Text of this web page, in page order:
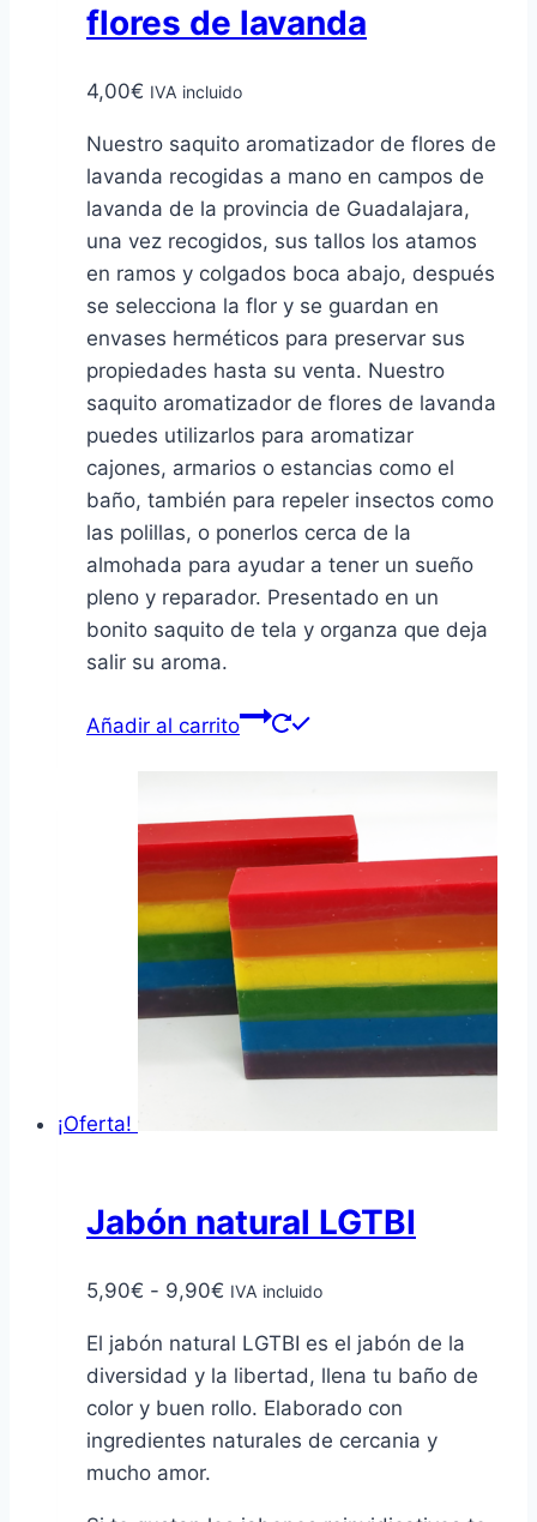
flores de lavanda
4,00€ IVA incluido
Nuestro saquito aromatizador de flores de
lavanda recogidas a mano en campos de
lavanda de la provincia de Guadalajara,
una vez recogidos, sus tallos los atamos
en ramos y colgados boca abajo, después
se selecciona la flor y se guardan en
envases herméticos para preservar sus
propiedades hasta su venta. Nuestro
saquito aromatizador de flores de lavanda
puedes utilizarlos para aromatizar
cajones, armarios o estancias como el
baño, también para repeler insectos como
las polillas, o ponerlos cerca de la
almohada para ayudar a tener un sueño
pleno y reparador. Presentado en un
bonito saquito de tela y organza que deja
salir su aroma.
Añadir al carrito
¡Oferta!
Jabón natural LGTBI
5,90€ - 9,90€ Rango
precios:
desde
5,90€
hasta
IVA incluido
El jabón natural LGTBI es el jabón de la
diversidad y la libertad, llena tu baño de
color y buen rollo. Elaborado con
ingredientes naturales de cercania y
mucho amor.